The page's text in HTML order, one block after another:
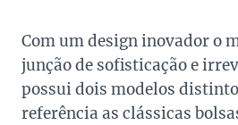
Com um design inovador o
junção de sofisticação e
possui dois modelos
referência as clássicas